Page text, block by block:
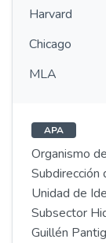
Harvard
Chicago
MLA
APA
Organismo
Subdirección
Unidad de
Subsector
Guillén